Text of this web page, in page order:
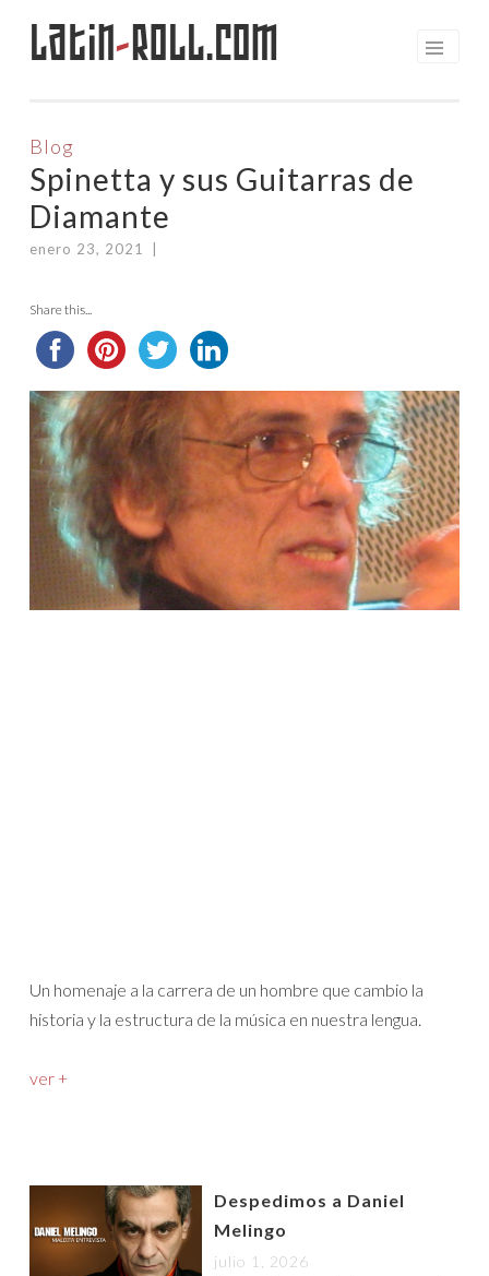
Saltar
Latin-Roll.com
Blog
Spinetta y sus Guitarras de
Diamante
enero 23, 2021
Share this...
Un homenaje a la carrera de un hombre que cambio la
historia y la estructura de la música en nuestra lengua.
ver +
Despedimos a Daniel
Melingo
julio 1, 2026